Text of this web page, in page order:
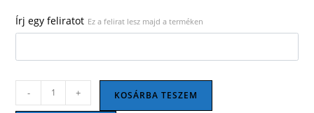
Írj egy feliratot Ez a felirat lesz majd a terméken
bögre
- + KOSÁRBA TESZEM